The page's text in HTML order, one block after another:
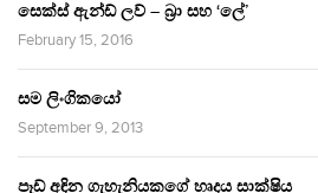
සෙක්ස් ඇන්ඩ් ලව් – බ්‍රා සහ ‘ලේ’
February 15, 2016
සම ලිංගිකයෝ
September 9, 2013
පෑඩ් අඳින ගැහැනියකගේ හෘදය සාක්ෂිය